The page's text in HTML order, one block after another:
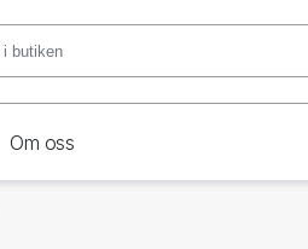
Om oss